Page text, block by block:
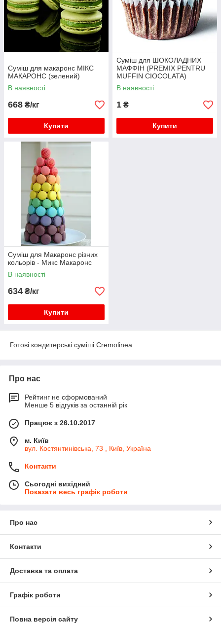
Суміш для макаронс МІКС
МАКАРОНС (зелений)
В наявності
668 ₴/кг
Купити
Суміш для ШОКОЛАДНИХ
МАФФІН (PREMIX PENTRU
MUFFIN CIOCOLATA)
В наявності
1 ₴
Купити
Суміш для Макаронс різних
кольорів - Микс Макаронс
В наявності
634 ₴/кг
Купити
Готові кондитерські суміші Сremolinea
Про нас
Рейтинг не сформований
Менше 5 відгуків за останній рік
Працює з 26.10.2017
м. Київ
вул. Костянтинівська, 73 , Київ, Україна
Контакти
Сьогодні вихідний
Показати весь графік роботи
Про нас
Контакти
Доставка та оплата
Графік роботи
Повна версія сайту